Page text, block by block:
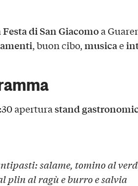
Festa di San Giacomoa
, buon cibo,musicae
aperturastand
salame, tomino al
plin al ragù e burro e salvia